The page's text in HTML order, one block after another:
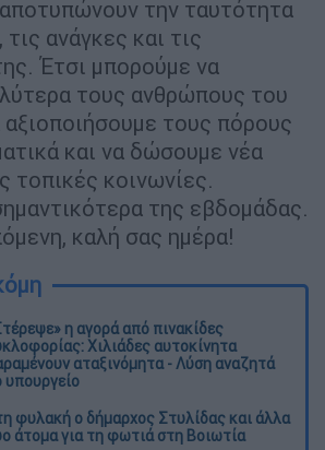
αποτυπώνουν την ταυτότητα
ανάγκες και τις
Έτσι μπορούμε να
τους ανθρώπους του
αξιοποιήσουμε τους πόρους
και να δώσουμε νέα
τοπικές κοινωνίες.
της εβδομάδας.
καλή σας ημέρα!
η αγορά από πινακίδες
Χιλιάδες αυτοκίνητα
αταξινόμητα - Λύση αναζητά
υπουργείο
φυλακή ο δήμαρχος Στυλίδας και άλλα
άτομα για τη φωτιά στη Βοιωτία